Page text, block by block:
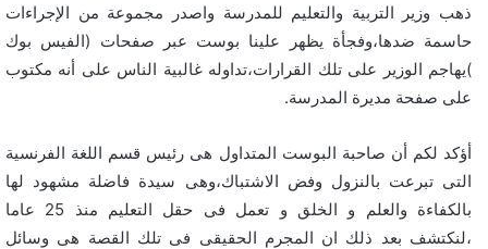
ذهب وزير التربية والتعليم للمدرسة واصدر مجموعة من الإجراءات
حاسمة ضدها،وفجأة يظهر علينا بوست عبر صفحات (الفيس بوك
)يهاجم الوزير على تلك القرارات،تداوله غالبية الناس على أنه مكتوب
على صفحة مديرة المدرسة.
أؤكد لكم أن صاحبة البوست المتداول هى رئيس قسم اللغة الفرنسية
التى تبرعت بالنزول وفض الاشتباك،وهى سيدة فاضلة مشهود لها
بالكفاءة والعلم و الخلق و تعمل فى حقل التعليم منذ 25 عاما
،لنكتشف بعد ذلك ان المجرم الحقيقى فى تلك القصة هى وسائل